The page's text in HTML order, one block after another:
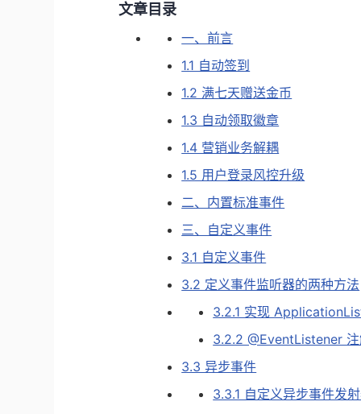
文章目录
一、前言
1.1 自动签到
1.2 满七天赠送金币
1.3 自动领取徽章
1.4 营销业务解耦
1.5 用户登录风控升级
二、内置标准事件
三、自定义事件
3.1 自定义事件
3.2 定义事件监听器的两种方法
3.2.1 实现
3.2.2 @EventListener
3.3 异步事件
3.3.1 自定义异步事件发